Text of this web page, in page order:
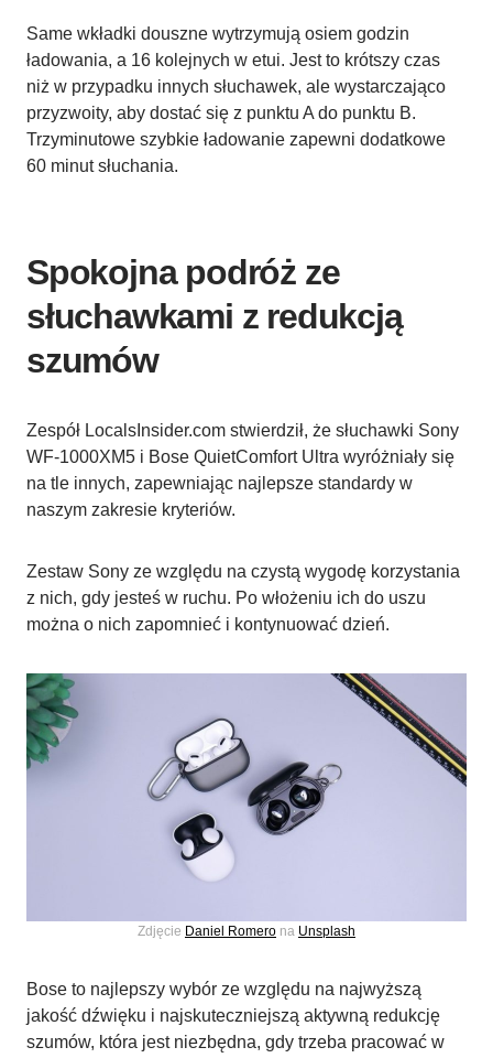
Same wkładki douszne wytrzymują osiem godzin
ładowania, a 16 kolejnych w etui. Jest to krótszy czas
niż w przypadku innych słuchawek, ale wystarczająco
przyzwoity, aby dostać się z punktu A do punktu B.
Trzyminutowe szybkie ładowanie zapewni dodatkowe
60 minut słuchania.
Spokojna podróż ze
słuchawkami z redukcją
szumów
Zespół LocalsInsider.com stwierdził, że słuchawki Sony
WF-1000XM5 i Bose QuietComfort Ultra wyróżniały się
na tle innych, zapewniając najlepsze standardy w
naszym zakresie kryteriów.
Zestaw Sony ze względu na czystą wygodę korzystania
z nich, gdy jesteś w ruchu. Po włożeniu ich do uszu
można o nich zapomnieć i kontynuować dzień.
Zdjęcie Daniel Romero na Unsplash
Bose to najlepszy wybór ze względu na najwyższą
jakość dźwięku i najskuteczniejszą aktywną redukcję
szumów, która jest niezbędna, gdy trzeba pracować w